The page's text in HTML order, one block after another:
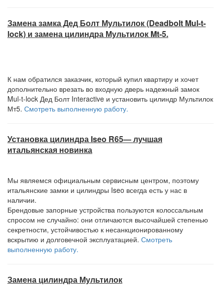
Замена замка Дед Болт Мультилок (Deadbolt Mul-t-
lock) и замена цилиндра Мультилок Mt-5.
К нам обратился заказчик, который купил квартиру и хочет
дополнительно врезать во входную дверь надежный замок
Mul-t-lock Дед Болт Interactive и установить цилиндр Мультилок
Мт5. Смотреть выполненную работу.
Установка цилиндра Iseo R65— лучшая
итальянская новинка
Мы являемся официальным сервисным центром, поэтому
итальянские замки и цилиндры Iseo всегда есть у нас в
наличии.
Брендовые запорные устройства пользуются колоссальным
спросом не случайно: они отличаются высочайшей степенью
секретности, устойчивостью к несанкционированному
вскрытию и долговечной эксплуатацией. Смотреть
выполненную работу.
Замена цилиндра Мультилок